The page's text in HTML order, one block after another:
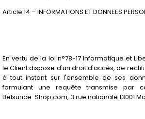
Article 14 – INFORMATIONS ET DONNEES
En vertu de la loi n°78-17 Informatique et
le Client dispose d'un droit d'accès, de
à tout instant sur l'ensemble de ses
formulant une requête transmise par
Belsunce-Shop.com, 3 rue nationale 13001